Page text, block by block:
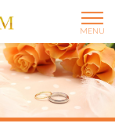
MENU